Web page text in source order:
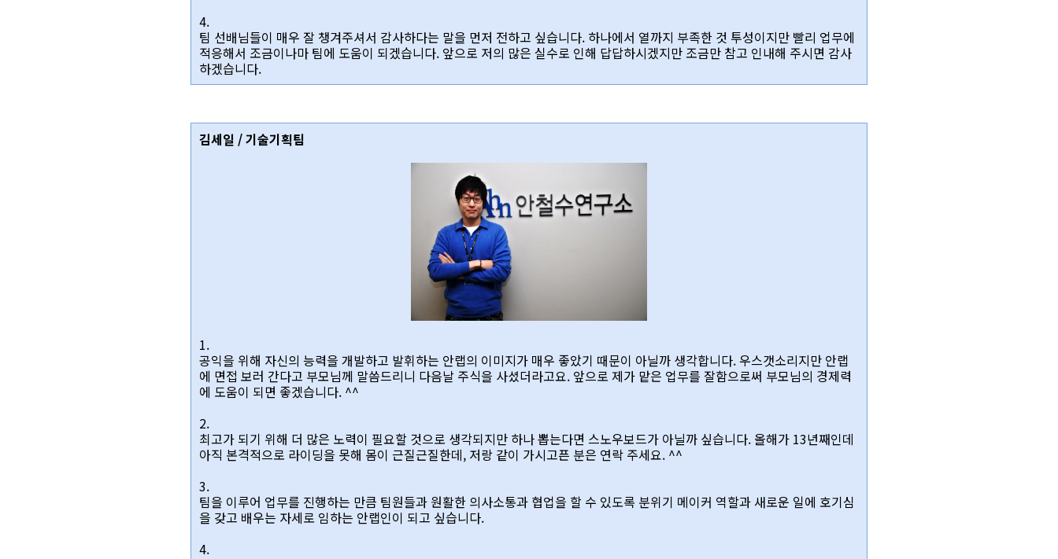
4.
팀 선배님들이 매우 잘 챙겨주셔서 감사하다는 말을 먼저 전하고 싶습니다. 하나에서 열까지 부족한 것 투성이지만 빨리 업무에
적응해서 조금이나마 팀에 도움이 되겠습니다. 앞으로 저의 많은 실수로 인해 답답하시겠지만 조금만 참고 인내해 주시면 감사
하겠습니다.
김세일 / 기술기획팀
1.
공익을 위해 자신의 능력을 개발하고 발휘하는 안랩의 이미지가 매우 좋았기 때문이 아닐까 생각합니다. 우스갯소리지만 안랩
에 면접 보러 간다고 부모님께 말씀드리니 다음날 주식을 사셨더라고요. 앞으로 제가 맡은 업무를 잘함으로써 부모님의 경제력
에 도움이 되면 좋겠습니다. ^^
2.
최고가 되기 위해 더 많은 노력이 필요할 것으로 생각되지만 하나 뽑는다면 스노우보드가 아닐까 싶습니다. 올해가 13년째인데
아직 본격적으로 라이딩을 못해 몸이 근질근질한데, 저랑 같이 가시고픈 분은 연락 주세요. ^^
3.
팀을 이루어 업무를 진행하는 만큼 팀원들과 원활한 의사소통과 협업을 할 수 있도록 분위기 메이커 역할과 새로운 일에 호기심
을 갖고 배우는 자세로 임하는 안랩인이 되고 싶습니다.
4.